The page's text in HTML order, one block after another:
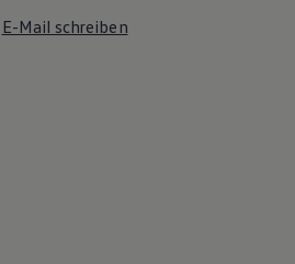
E-Mail schreiben